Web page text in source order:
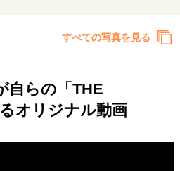
すべての写真を見る
自らの「THE
オリジナル動画